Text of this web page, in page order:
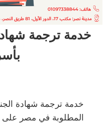
خدمة ترجمة
خدمة ترجمة شهادة
المطلوبة في مصر على